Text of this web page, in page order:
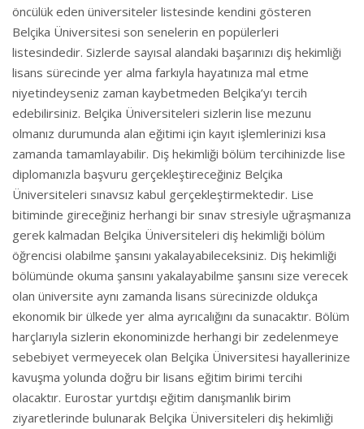
öncülük eden üniversiteler listesinde kendini gösteren
Belçika Üniversitesi son senelerin en popülerleri
listesindedir. Sizlerde sayısal alandaki başarınızı diş hekimliği
lisans sürecinde yer alma farkıyla hayatınıza mal etme
niyetindeyseniz zaman kaybetmeden Belçika’yı tercih
edebilirsiniz. Belçika Üniversiteleri sizlerin lise mezunu
olmanız durumunda alan eğitimi için kayıt işlemlerinizi kısa
zamanda tamamlayabilir. Diş hekimliği bölüm tercihinizde lise
diplomanızla başvuru gerçekleştireceğiniz Belçika
Üniversiteleri sınavsız kabul gerçekleştirmektedir. Lise
bitiminde gireceğiniz herhangi bir sınav stresiyle uğraşmanıza
gerek kalmadan Belçika Üniversiteleri diş hekimliği bölüm
öğrencisi olabilme şansını yakalayabileceksiniz. Diş hekimliği
bölümünde okuma şansını yakalayabilme şansını size verecek
olan üniversite aynı zamanda lisans sürecinizde oldukça
ekonomik bir ülkede yer alma ayrıcalığını da sunacaktır. Bölüm
harçlarıyla sizlerin ekonominizde herhangi bir zedelenmeye
sebebiyet vermeyecek olan Belçika Üniversitesi hayallerinize
kavuşma yolunda doğru bir lisans eğitim birimi tercihi
olacaktır. Eurostar yurtdışı eğitim danışmanlık birim
ziyaretlerinde bulunarak Belçika Üniversiteleri diş hekimliği